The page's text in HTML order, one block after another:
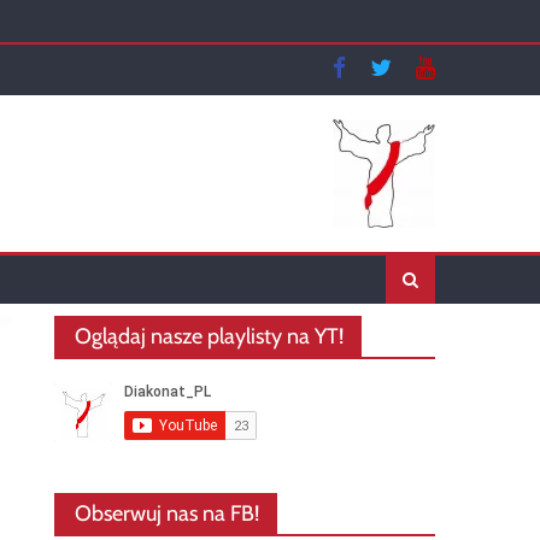
Oglądaj nasze playlisty na YT!
Obserwuj nas na FB!